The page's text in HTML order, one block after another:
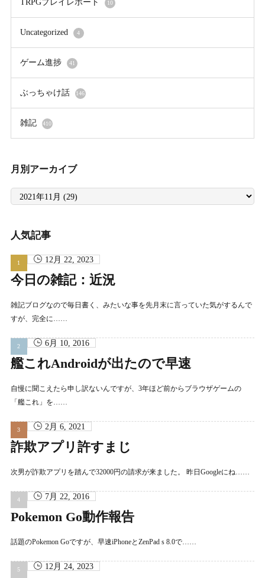
TRPGプレイレポート 10
Uncategorized 4
ゲーム進捗 41
ぶっちゃけ話 146
雑記 410
月別アーカイブ
月
ア
イ
ブ
人気記事
12月 22, 2023
今日の雑記：近況
雑記ブログなので毎日書く、みたいな事を先月末に言っていた気がするんで
すが、完全に……
6月 10, 2016
艦これAndroidが出たので早速
自慢に聞こえたら申し訳ないんですが、3年ほど前からブラウザゲームの
「艦これ」を……
2月 6, 2021
詐欺アプリ許すまじ
次男が詐欺アプリを踏んで32000円の請求が来ました。 昨日Googleにね……
7月 22, 2016
Pokemon Go動作報告
話題のPokemon Goですが、早速iPhoneとZenPad s 8.0で……
12月 24, 2023